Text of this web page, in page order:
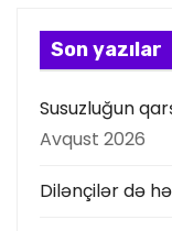
Son yazılar
Susuzluğun
Avqust 2026
Dilənçilər də